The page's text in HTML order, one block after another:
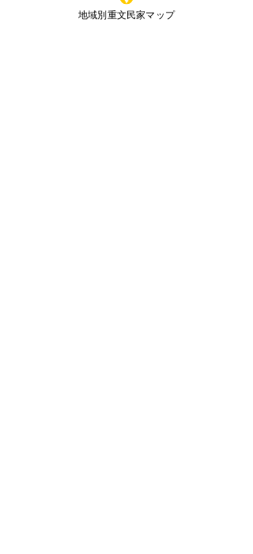
重文民家の公開
※購読登録により、当サイトからのメール送信に
同意いただいたものといたします
地域別重文民家マップ